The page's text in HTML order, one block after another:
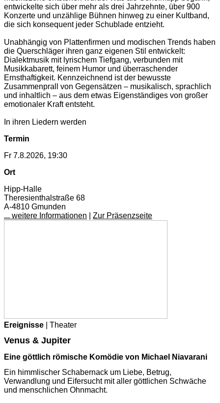
entwickelte sich über mehr als drei Jahrzehnte, über 900
Konzerte und unzählige Bühnen hinweg zu einer Kultband,
die sich konsequent jeder Schublade entzieht.
Unabhängig von Plattenfirmen und modischen Trends haben
die Querschläger ihren ganz eigenen Stil entwickelt:
Dialektmusik mit lyrischem Tiefgang, verbunden mit
Musikkabarett, feinem Humor und überraschender
Ernsthaftigkeit. Kennzeichnend ist der bewusste
Zusammenprall von Gegensätzen – musikalisch, sprachlich
und inhaltlich – aus dem etwas Eigenständiges von großer
emotionaler Kraft entsteht.
In ihren Liedern werden
Termin
Fr 7.8.2026, 19:30
Ort
Hipp-Halle
Theresienthalstraße 68
A-4810 Gmunden
... weitere Informationen
Zur Präsenzseite
Ereignisse | Theater
Venus & Jupiter
Eine göttlich römische Komödie von Michael Niavarani
Ein himmlischer Schabernack um Liebe, Betrug,
Verwandlung und Eifersucht mit aller göttlichen Schwäche
und menschlichen Ohnmacht.